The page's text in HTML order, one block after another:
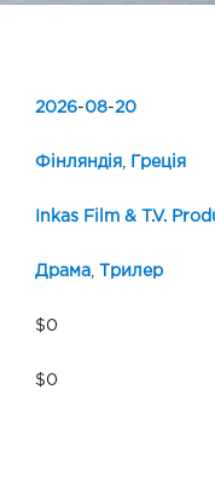
2026-08-20
Фінляндія Греція
Inkas Film & T.V.
Драма, Трилер
$0
$0